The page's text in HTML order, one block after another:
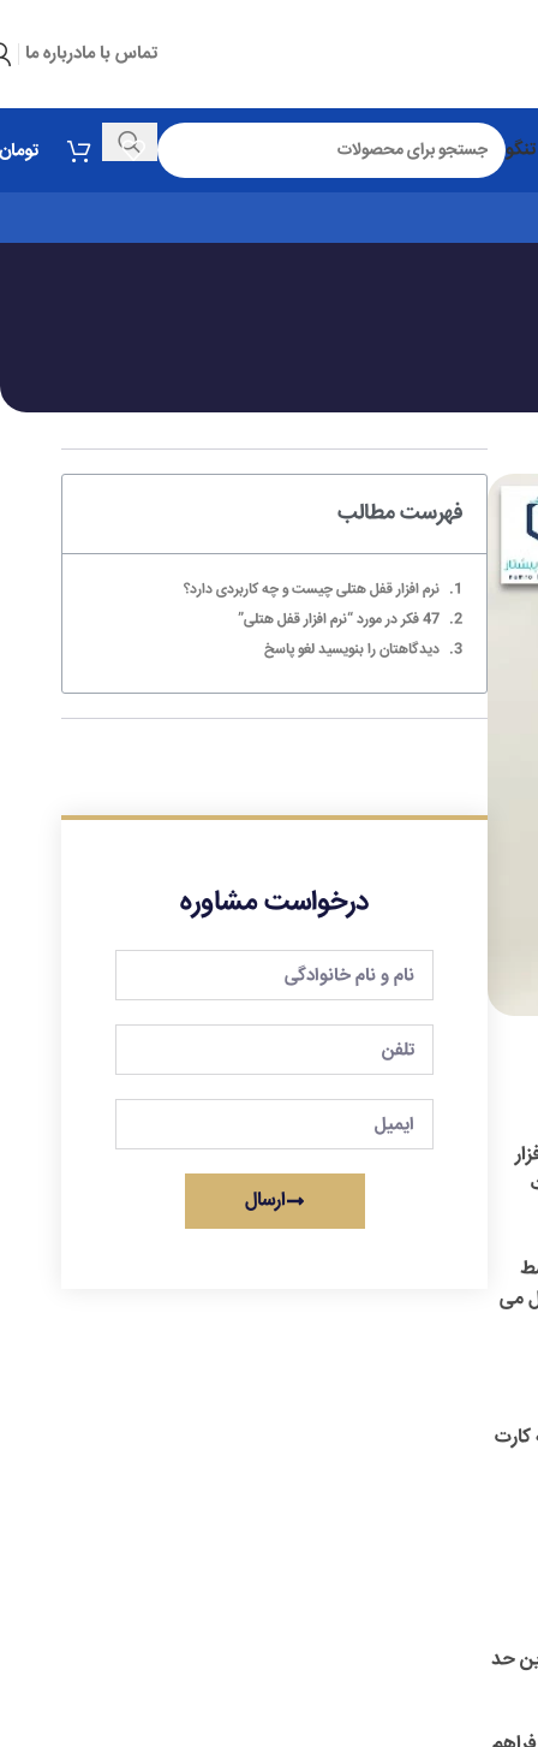
تماس با مادرباره ما
تومان
می
کارت
حد
فهرست مطالب
نرم افزار قفل هتلی چیست و چه کاربردی دارد؟
47 فکر در مورد “نرم افزار قفل هتلی”
دیدگاهتان را بنویسید لغو پاسخ
درخواست مشاوره
ارسال